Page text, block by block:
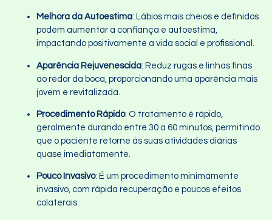
Melhora da Autoestima: Lábios mais cheios e definidos
podem aumentar a confiança e autoestima,
impactando positivamente a vida social e profissional.
Aparência Rejuvenescida: Reduz rugas e linhas finas
ao redor da boca, proporcionando uma aparência mais
jovem e revitalizada.
Procedimento Rápido: O tratamento é rápido,
geralmente durando entre 30 a 60 minutos, permitindo
que o paciente retorne às suas atividades diárias
quase imediatamente.
Pouco Invasivo: É um procedimento minimamente
invasivo, com rápida recuperação e poucos efeitos
colaterais.